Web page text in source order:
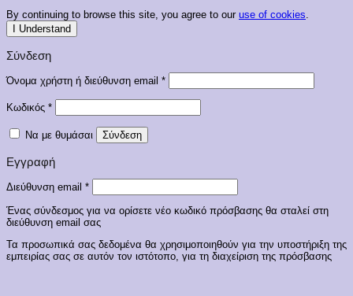
By continuing to browse this site, you agree to our use of cookies.
I Understand
Σύνδεση
Όνομα χρήστη ή διεύθυνση email *Απαιτείται
Κωδικός *Απαιτείται
Να με θυμάσαι Σύνδεση
Εγγραφή
Διεύθυνση email *Απαιτείται
Ένας σύνδεσμος για να ορίσετε νέο κωδικό πρόσβασης θα σταλεί στη
διεύθυνση email σας
Τα προσωπικά σας δεδομένα θα χρησιμοποιηθούν για την υποστήριξη της
εμπειρίας σας σε αυτόν τον ιστότοπο, για τη διαχείριση της πρόσβασης